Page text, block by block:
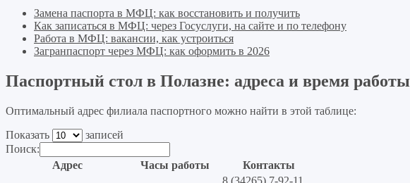
Замена паспорта в МФЦ: как восстановить и получить
Как записаться в МФЦ: через Госуслуги, на сайте и по телефону
Работа в МФЦ: вакансии, как устроиться
Загранпаспорт через МФЦ: как оформить в 2026
Паспортный стол в Полазне: адреса и время работы
Оптимальный адрес филиала паспортного можно найти в этой таблице:
Показать
записей
Поиск:
Адрес
Часы работы Контакты
8 (34265) 7-92-11